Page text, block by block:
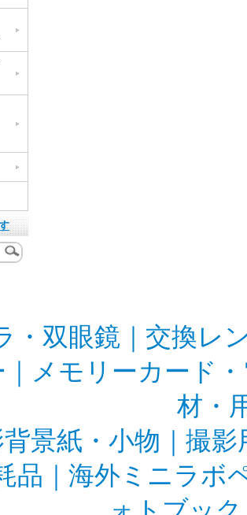
・双眼鏡
交換レ
メモリーカード
材・
景紙・小物
撮影
品
海外ミニラボ